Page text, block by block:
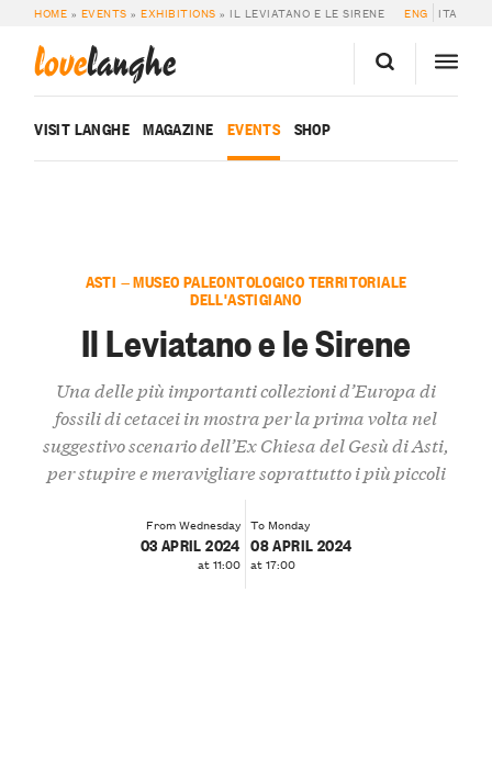
HOME » EVENTS »EXHIBITIONS » IL LEVIATANO E LE SIRENE ENG ITA
lovelanghe
VISIT LANGHE MAGAZINE EVENTS SHOP
ASTI — MUSEO PALEONTOLOGICO TERRITORIALE
DELL'ASTIGIANO
Il Leviatano e le Sirene
Una delle più importanti collezioni d’Europa di
fossili di cetacei in mostra per la prima volta nel
suggestivo scenario dell’Ex Chiesa del Gesù di Asti,
per stupire e meravigliare soprattutto i più piccoli
From Wednesday
03 APRIL 2024
at 11:00
To Monday
08 APRIL 2024
at 17:00